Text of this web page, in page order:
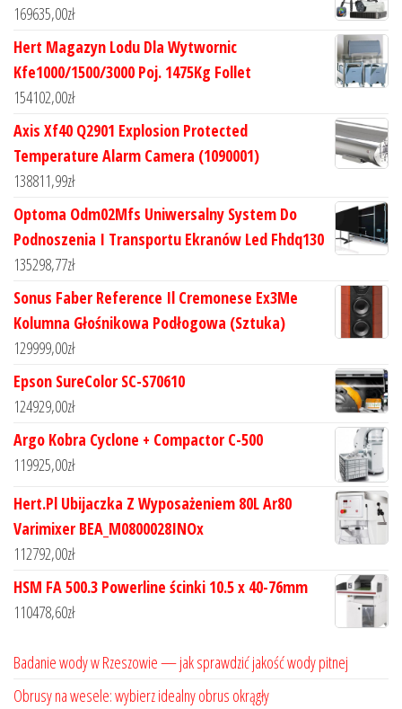
169635,00zł
Hert Magazyn Lodu Dla Wytwornic
Kfe1000/1500/3000 Poj. 1475Kg Follet
154102,00zł
Axis Xf40 Q2901 Explosion Protected
Temperature Alarm Camera (1090001)
138811,99zł
Optoma Odm02Mfs Uniwersalny System Do
Podnoszenia I Transportu Ekranów Led Fhdq130
135298,77zł
Sonus Faber Reference Il Cremonese Ex3Me
Kolumna Głośnikowa Podłogowa (Sztuka)
129999,00zł
Epson SureColor SC-S70610
124929,00zł
Argo Kobra Cyclone + Compactor C-500
119925,00zł
Hert.Pl Ubijaczka Z Wyposażeniem 80L Ar80
Varimixer BEA_M0800028INOx
112792,00zł
HSM FA 500.3 Powerline ścinki 10.5 x 40-76mm
110478,60zł
Badanie wody w Rzeszowie — jak sprawdzić jakość wody pitnej
Obrusy na wesele: wybierz idealny obrus okrągły